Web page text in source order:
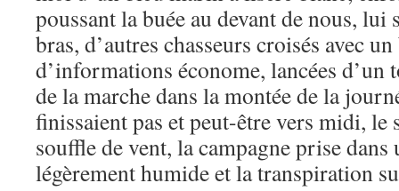
poussant la buée au devant de nous, lui
bras, d’autres chasseurs croisés avec
d’informations économe, lancées
de la marche dans la montée de la
finissaient pas et peut-être vers midi, le
souffle de vent, la campagne prise
légèrement humide et la transpiration